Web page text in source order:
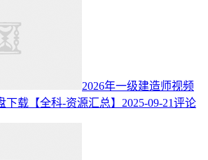
2026年一级建造师视频
下载【全科-资源汇总】 2025-09-21评论